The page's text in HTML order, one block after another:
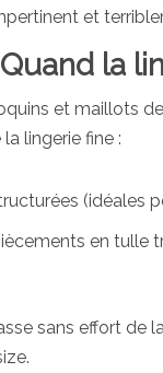
et
la
et maillots
lingerie fine :
(idéales
en tulle
sans effort de